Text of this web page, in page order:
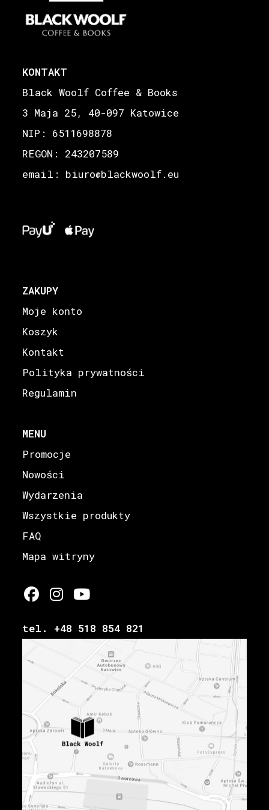
KONTAKT
Black Woolf Coffee & Books
3 Maja 25, 40-097 Katowice
NIP: 6511698878
REGON: 243207589
email: biuro@blackwoolf.eu
ZAKUPY
Moje konto
Koszyk
Kontakt
Polityka prywatności
Regulamin
MENU
Promocje
Nowości
Wydarzenia
Wszystkie produkty
FAQ
Mapa witryny
tel. +48 518 854 821